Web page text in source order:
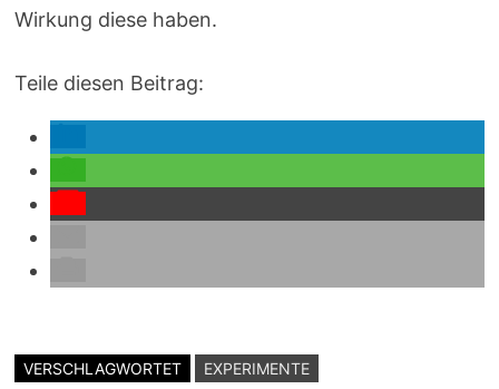
Wirkung diese haben.
Teile diesen Beitrag:
VERSCHLAGWORTET EXPERIMENTE